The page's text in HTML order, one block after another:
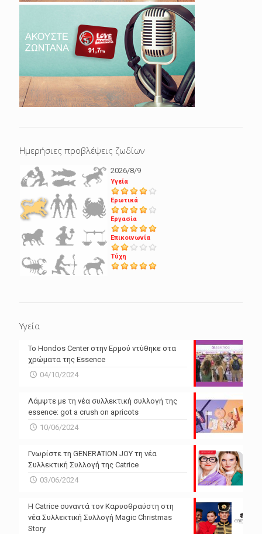
Ημερήσιες προβλέψεις ζωδίων
2026/8/9
Υγεία
Ερωτικά
Εργασία
Επικοινωνία
Τύχη
Υγεία
Το Hondos Center στην Ερμού ντύθηκε στα
χρώματα της Essence
04/10/2024
Λάμψτε με τη νέα συλλεκτική συλλογή της
essence: got a crush on apricots
10/06/2024
Γνωρίστε τη GENERATION JOY τη νέα
Συλλεκτική Συλλογή της Catrice
03/06/2024
Η Catrice συναντά τον Καρυοθραύστη στη
νέα Συλλεκτική Συλλογή Magic Christmas
Story